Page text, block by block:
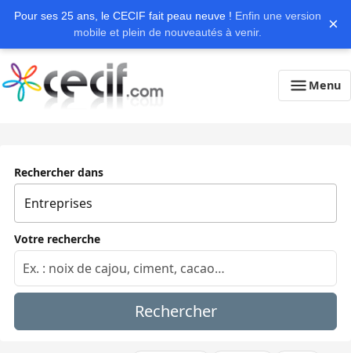
Pour ses 25 ans, le CECIF fait peau neuve ! Enfin une version
mobile et plein de nouveautés à venir.
×
Menu
Rechercher dans
Votre recherche
Rechercher